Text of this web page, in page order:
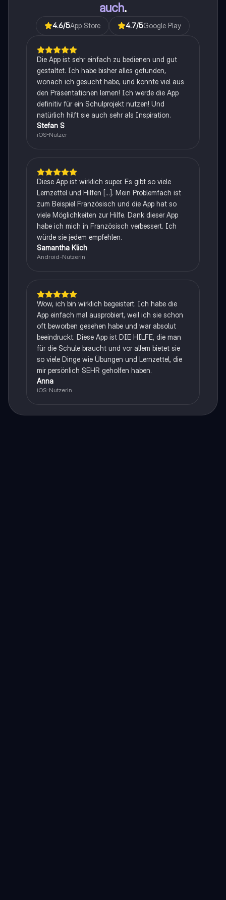
auch.
4.6/5App Store 4.7/5Google Play
Die App ist sehr einfach zu bedienen und gut
gestaltet. Ich habe bisher alles gefunden,
wonach ich gesucht habe, und konnte viel aus
den Präsentationen lernen! Ich werde die App
definitiv für ein Schulprojekt nutzen! Und
natürlich hilft sie auch sehr als Inspiration.
Stefan S
iOS-Nutzer
Diese App ist wirklich super. Es gibt so viele
Lernzettel und Hilfen [...]. Mein Problemfach ist
zum Beispiel Französisch und die App hat so
viele Möglichkeiten zur Hilfe. Dank dieser App
habe ich mich in Französisch verbessert. Ich
würde sie jedem empfehlen.
Samantha Klich
Android-Nutzerin
Wow, ich bin wirklich begeistert. Ich habe die
App einfach mal ausprobiert, weil ich sie schon
oft beworben gesehen habe und war absolut
beeindruckt. Diese App ist DIE HILFE, die man
für die Schule braucht und vor allem bietet sie
so viele Dinge wie Übungen und Lernzettel, die
mir persönlich SEHR geholfen haben.
Anna
iOS-Nutzerin